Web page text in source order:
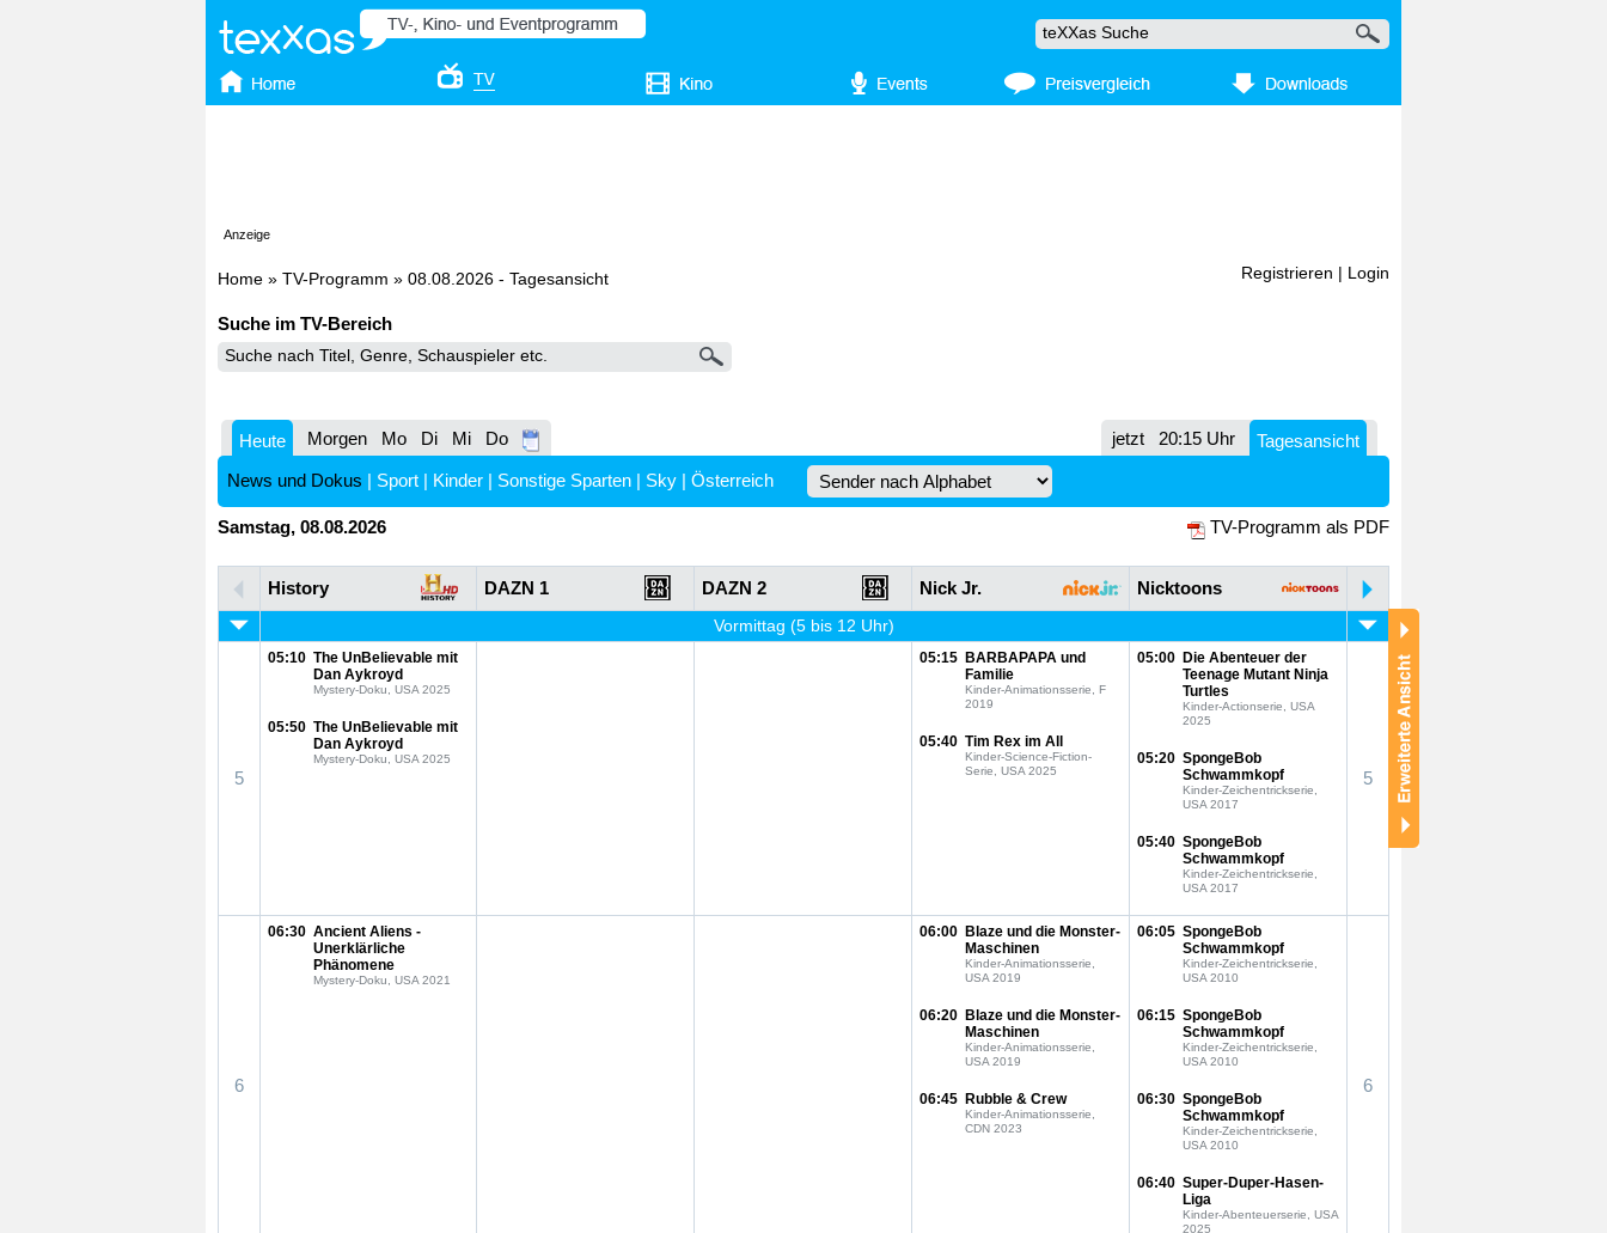
Anzeige
Home » TV-Programm » 08.08.2026 - Tagesansicht Registrieren Login
Suche im TV-Bereich
Heute Morgen Mo Di Mi Do jetzt 20:15 Uhr
Tagesansicht
News und Dokus | Sport | Kinder | Sonstige Sparten | Sky | Österreich
Samstag, 08.08.2026 TV-Programm als PDF
History DAZN 1 DAZN 2 Nick Jr. Nicktoons
Vormittag (5 bis 12 Uhr)
5
05:10 The UnBelievable mit
Dan Aykroyd
Mystery-Doku, USA 2025
05:50 The UnBelievable mit
Dan Aykroyd
Mystery-Doku, USA 2025
05:15 BARBAPAPA und
Familie
Kinder-Animationsserie, F
2019
05:40 Tim Rex im All
Kinder-Science-Fiction-
Serie, USA 2025
05:00 Die Abenteuer der
Teenage Mutant Ninja
Turtles
Kinder-Actionserie, USA
2025
05:20 SpongeBob
Schwammkopf
Kinder-Zeichentrickserie,
USA 2017
05:40 SpongeBob
Schwammkopf
Kinder-Zeichentrickserie,
USA 2017
5
6
06:30 Ancient Aliens -
Unerklärliche
Phänomene
Mystery-Doku, USA 2021
06:00 Blaze und die Monster-
Maschinen
Kinder-Animationsserie,
USA 2019
06:20 Blaze und die Monster-
Maschinen
Kinder-Animationsserie,
USA 2019
06:45 Rubble & Crew
Kinder-Animationsserie,
CDN 2023
06:05 SpongeBob
Schwammkopf
Kinder-Zeichentrickserie,
USA 2010
06:15 SpongeBob
Schwammkopf
Kinder-Zeichentrickserie,
USA 2010
06:30 SpongeBob
Schwammkopf
Kinder-Zeichentrickserie,
USA 2010
06:40 Super-Duper-Hasen-
Liga
Kinder-Abenteuerserie, USA
2025
6